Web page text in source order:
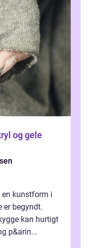
og gele
kunstform i
begyndt.
kan hurtigt
p&arin...